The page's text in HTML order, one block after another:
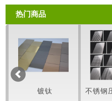
热门商品
不锈钢压花钢板/钢